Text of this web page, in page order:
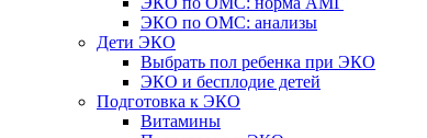
ЭКО по ОМС: анализы
Дети ЭКО
Выбрать пол ребенка при ЭКО
ЭКО и бесплодие детей
Подготовка к ЭКО
Витамины